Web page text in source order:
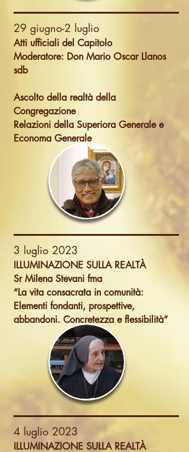
29 giugno-2 luglio
Atti ufficiali del Capitolo
Moderatore: Don Mario Oscar Llanos
sdb
Ascolto della realtà della
Congregazione
Relazioni della Superiora Generale e
Economa Generale
3 luglio 2023
ILLUMINAZIONE SULLA REALTÀ
Sr Milena Stevani fma
“La vita consacrata in comunità:
Elementi fondanti, prospettive,
abbandoni. Concretezza e flessibilità”
4 luglio 2023
ILLUMINAZIONE SULLA REALTÀ